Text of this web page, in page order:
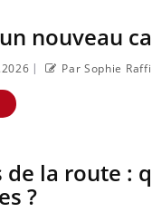
nouveau
| Par Sophie
de la route :
?
Insuline & Charge
on osait en parler??
En 2026, l'insuline
les soignants.